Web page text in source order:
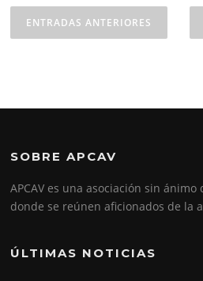
de
entradas
ENTRADAS ANTERIORES
SOBRE APCAV
APCAV es una asociación sin
donde se reúnen aficionados de la
ÚLTIMAS NOTICIAS